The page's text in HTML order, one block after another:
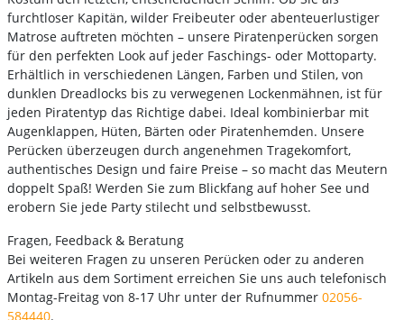
furchtloser Kapitän, wilder Freibeuter oder abenteuerlustiger
Matrose auftreten möchten – unsere Piratenperücken sorgen
für den perfekten Look auf jeder Faschings- oder Mottoparty.
Erhältlich in verschiedenen Längen, Farben und Stilen, von
dunklen Dreadlocks bis zu verwegenen Lockenmähnen, ist für
jeden Piratentyp das Richtige dabei. Ideal kombinierbar mit
Augenklappen, Hüten, Bärten oder Piratenhemden. Unsere
Perücken überzeugen durch angenehmen Tragekomfort,
authentisches Design und faire Preise – so macht das Meutern
doppelt Spaß! Werden Sie zum Blickfang auf hoher See und
erobern Sie jede Party stilecht und selbstbewusst.
Fragen, Feedback & Beratung
Bei weiteren Fragen zu unseren Perücken oder zu anderen
Artikeln aus dem Sortiment erreichen Sie uns auch telefonisch
Montag-Freitag von 8-17 Uhr unter der Rufnummer 02056-
584440.